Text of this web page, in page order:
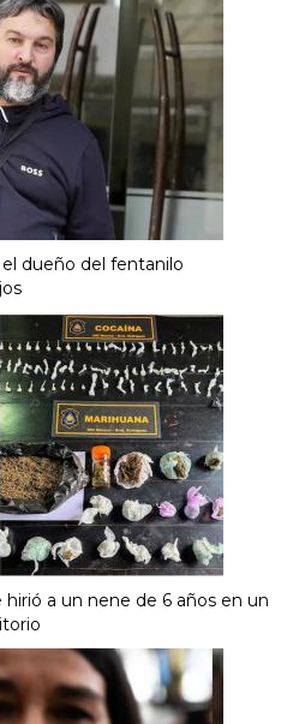
dueño del fentanilo
a un nene de 6 años en un